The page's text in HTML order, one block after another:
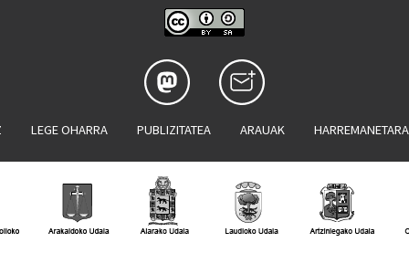
LEGE OHARRA PUBLIZITATEA ARAUAK